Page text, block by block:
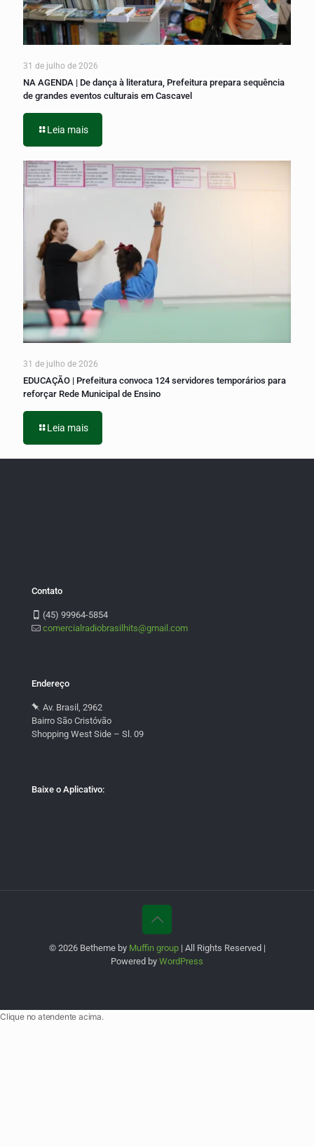
31 de julho de 2026
NA AGENDA | De dança à literatura, Prefeitura prepara sequência
de grandes eventos culturais em Cascavel
Leia mais
31 de julho de 2026
EDUCAÇÃO | Prefeitura convoca 124 servidores temporários para
reforçar Rede Municipal de Ensino
Leia mais
Contato
(45) 99964-5854
comercialradiobrasilhits@gmail.com
Endereço
Av. Brasil, 2962
Bairro São Cristóvão
Shopping West Side – Sl. 09
Baixe o Aplicativo:
© 2026 Betheme by Muffin group| All Rights Reserved |
Powered by WordPress
Clique no atendente acima.